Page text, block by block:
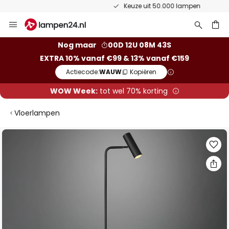
Keuze uit 50.000 lampen
naar
Nog maar
00D 12U 08M 43S
EXTRA 10% vanaf €99 & 13% vanaf €159
Actiecode:WAUW Kopiëren
WOW Week:tot wel 70% korting
Vloerlampen
Ga